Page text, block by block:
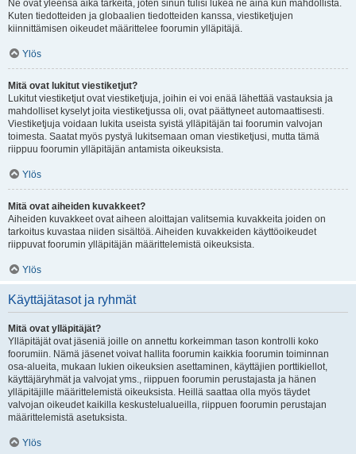
Ne ovat yleensä aika tärkeitä, joten sinun tulisi lukea ne aina kun mahdollista.
Kuten tiedotteiden ja globaalien tiedotteiden kanssa, viestiketjujen
kiinnittämisen oikeudet määrittelee foorumin ylläpitäjä.
Ylös
Mitä ovat lukitut viestiketjut?
Lukitut viestiketjut ovat viestiketjuja, joihin ei voi enää lähettää vastauksia ja
mahdolliset kyselyt joita viestiketjussa oli, ovat päättyneet automaattisesti.
Viestiketjuja voidaan lukita useista syistä ylläpitäjän tai foorumin valvojan
toimesta. Saatat myös pystyä lukitsemaan oman viestiketjusi, mutta tämä
riippuu foorumin ylläpitäjän antamista oikeuksista.
Ylös
Mitä ovat aiheiden kuvakkeet?
Aiheiden kuvakkeet ovat aiheen aloittajan valitsemia kuvakkeita joiden on
tarkoitus kuvastaa niiden sisältöä. Aiheiden kuvakkeiden käyttöoikeudet
riippuvat foorumin ylläpitäjän määrittelemistä oikeuksista.
Ylös
Käyttäjätasot ja ryhmät
Mitä ovat ylläpitäjät?
Ylläpitäjät ovat jäseniä joille on annettu korkeimman tason kontrolli koko
foorumiin. Nämä jäsenet voivat hallita foorumin kaikkia foorumin toiminnan
osa-alueita, mukaan lukien oikeuksien asettaminen, käyttäjien porttikiellot,
käyttäjäryhmät ja valvojat yms., riippuen foorumin perustajasta ja hänen
ylläpitäjille määrittelemistä oikeuksista. Heillä saattaa olla myös täydet
valvojan oikeudet kaikilla keskustelualueilla, riippuen foorumin perustajan
määrittelemistä asetuksista.
Ylös